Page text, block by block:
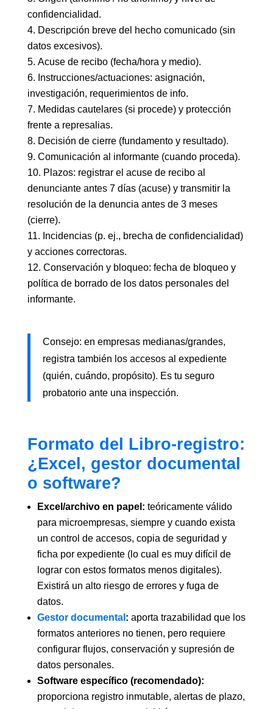
confidencialidad.
Descripción breve del hecho comunicado (sin
datos excesivos).
Acuse de recibo (fecha/hora y medio).
Instrucciones/actuaciones: asignación,
investigación, requerimientos de info.
Medidas cautelares (si procede) y protección
frente a represalias.
Decisión de cierre (fundamento y resultado).
Comunicación al informante (cuando proceda).
Plazos: registrar el acuse de recibo al
denunciante antes 7 días (acuse) y transmitir la
resolución de la denuncia antes de 3 meses
(cierre).
Incidencias (p. ej., brecha de confidencialidad)
y acciones correctoras.
Conservación y bloqueo: fecha de bloqueo y
política de borrado de los datos personales del
informante.
Consejo: en empresas medianas/grandes,
registra también los accesos al expediente
(quién, cuándo, propósito). Es tu seguro
probatorio ante una inspección.
Formato del Libro-registro:
¿Excel, gestor documental
o software?
Excel/archivo en papel: teóricamente válido
para microempresas, siempre y cuando exista
un control de accesos, copia de seguridad y
ficha por expediente (lo cual es muy difícil de
lograr con estos formatos menos digitales).
Existirá un alto riesgo de errores y fuga de
datos.
Gestor documental : aporta trazabilidad que los
formatos anteriores no tienen, pero requiere
configurar flujos, conservación y supresión de
datos personales.
Software específico (recomendado):
proporciona registro inmutable, alertas de plazo,